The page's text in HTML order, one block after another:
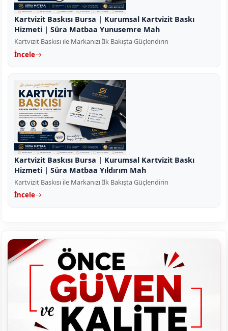
Kartvizit Baskısı Bursa | Kurumsal Kartvizit Baskı
Hizmeti | Süra Matbaa Yunusemre Mah
Kartvizit Baskısı ile Markanızı İlk Bakışta Güçlendirin
İncele
Kartvizit Baskısı Bursa | Kurumsal Kartvizit Baskı
Hizmeti | Süra Matbaa Yıldırım Mah
Kartvizit Baskısı ile Markanızı İlk Bakışta Güçlendirin
İncele